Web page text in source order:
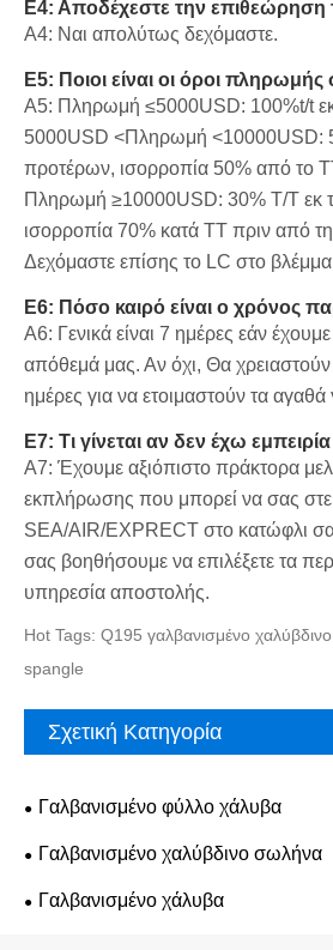
Ε4: Αποδέχεστε την επιθεώρηση
A4: Ναι απολύτως δεχόμαστε.
Ε5: Ποιοι είναι οι όροι πληρωμής
A5: Πληρωμή ≤5000USD: 100%t/t
5000USD <Πληρωμή <10000USD:
προτέρων, ισορροπία 50% από το
Πληρωμή ≥10000USD: 30% T/T εκ
ισορροπία 70% κατά TT πριν από
Δεχόμαστε επίσης το LC στο βλέμμα
Ε6: Πόσο καιρό είναι ο χρόνος
A6: Γενικά είναι 7 ημέρες εάν
απόθεμά μας. Αν όχι, Θα
ημέρες για να ετοιμαστούν τα
Ε7: Τι γίνεται αν δεν έχω
A7: Έχουμε αξιόπιστο πράκτορα
εκπλήρωσης που μπορεί να σας
SEA/AIR/EXPRECT στο κατώφλι
σας βοηθήσουμε να επιλέξετε τα
υπηρεσία αποστολής.
Hot Tags: Q195 γαλβανισμένο
spangle
Σχετική Κατηγορία
Γαλβανισμένο φύλλο χάλυβα
Γαλβανισμένο χαλύβδινο σωλήνα
Γαλβανισμένο χάλυβα